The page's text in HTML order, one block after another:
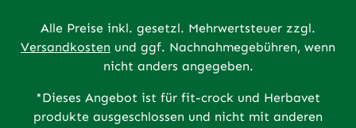
Alle Preise inkl. gesetzl. Mehrwertsteuer zzgl.
Versandkosten und ggf. Nachnahmegebühren, wenn
nicht anders angegeben.
*Dieses Angebot ist für fit-crock und Herbavet
produkte ausgeschlossen und nicht mit anderen